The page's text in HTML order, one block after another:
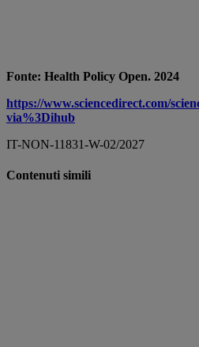
Fonte: Health Policy Open. 2024
https://www.sciencedirect.com/
via%3Dihub
IT-NON-11831-W-02/2027
Contenuti simili